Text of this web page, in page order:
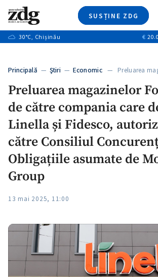
SUSȚINE ZDG
+9
+1
Caută
30°C, Chișinău €
Principală — Ştiri — Economic— Preluarea
Preluarea magazinelor
de către compania care
Linella și Fidesco,
către Consiliul
Obligațiile asumate de
Group
13 mai 2025, 11:00